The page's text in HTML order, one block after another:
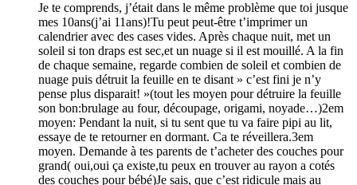
Je te comprends, j’était dans le même problème que toi jusque
mes 10ans(j’ai 11ans)!Tu peut peut-être t’imprimer un
calendrier avec des cases vides. Après chaque nuit, met un
soleil si ton draps est sec,et un nuage si il est mouillé. A la fin
de chaque semaine, regarde combien de soleil et combien de
nuage puis détruit la feuille en te disant » c’est fini je n’y
pense plus disparait! »(tout les moyen pour détruire la feuille
son bon:brulage au four, découpage, origami, noyade…)2em
moyen: Pendant la nuit, si tu sent que tu va faire pipi au lit,
essaye de te retourner en dormant. Ca te réveillera.3em
moyen. Demande à tes parents de t’acheter des couches pour
grand( oui,oui ça existe,tu peux en trouver au rayon a cotés
des couches pour bébé)Je sais, que c’est ridicule mais au